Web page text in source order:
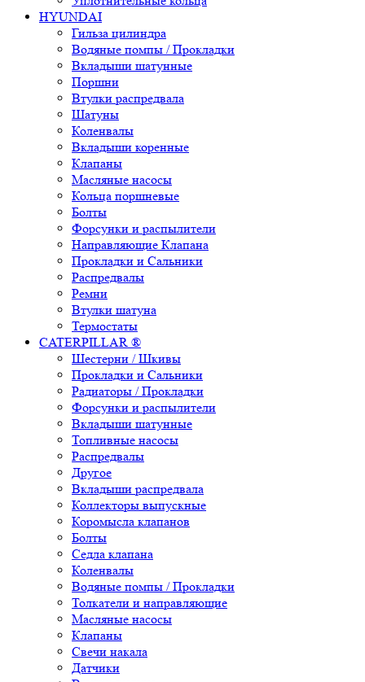
HYUNDAI
Гильза цилиндра
Водяные помпы / Прокладки
Вкладыши шатунные
Поршни
Втулки распредвала
Шатуны
Коленвалы
Вкладыши коренные
Клапаны
Масляные насосы
Кольца поршневые
Болты
Форсунки и распылители
Направляющие Клапана
Прокладки и Сальники
Распредвалы
Ремни
Втулки шатуна
Термостаты
CATERPILLAR ®
Шестерни / Шкивы
Прокладки и Сальники
Радиаторы / Прокладки
Форсунки и распылители
Вкладыши шатунные
Топливные насосы
Распредвалы
Другое
Вкладыши распредвала
Коллекторы выпускные
Коромысла клапанов
Болты
Седла клапана
Коленвалы
Водяные помпы / Прокладки
Толкатели и направляющие
Масляные насосы
Клапаны
Свечи накала
Датчики